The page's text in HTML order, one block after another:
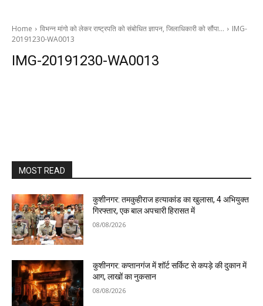
Home विभन्न मांगो को लेकर राष्ट्रपति को संबोधित ज्ञापन, जिलाधिकारी को सौंपा…
IMG-
20191230-WA0013
IMG-20191230-WA0013
MOST READ
कुशीनगर: तमकुहीराज हत्याकांड का खुलासा, 4 अभियुक्त
गिरफ्तार, एक बाल अपचारी हिरासत में
08/08/2026
कुशीनगर: कप्तानगंज में शॉर्ट सर्किट से कपड़े की दुकान में
आग, लाखों का नुकसान
08/08/2026